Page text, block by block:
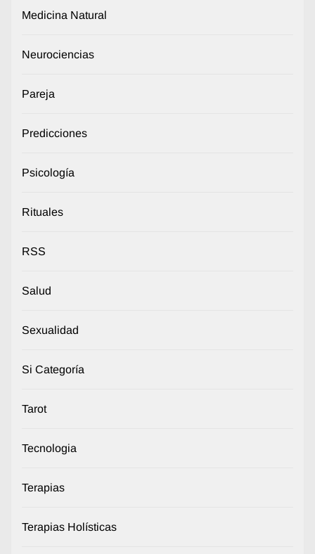
Medicina Natural
Neurociencias
Pareja
Predicciones
Psicología
Rituales
RSS
Salud
Sexualidad
Si Categoría
Tarot
Tecnologia
Terapias
Terapias Holísticas